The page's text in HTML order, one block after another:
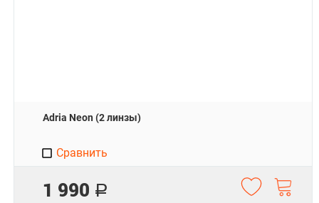
Adria Neon (2 линзы)
1 990 Р
Сравнить